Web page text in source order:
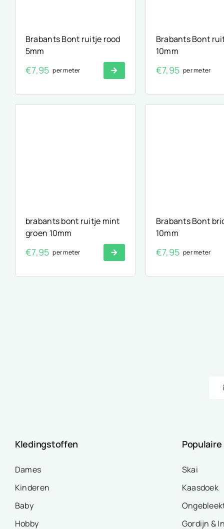
Brabants Bont ruitje rood
5mm
€7,95 per meter
Brabants Bont
10mm
€7,95 per meter
brabants bont ruitje mint
groen 10mm
€7,95 per meter
Brabants Bont
10mm
€7,95 per meter
Kledingstoffen
Dames
Kinderen
Baby
Hobby
Skai
Kaasdoek
Gordijn &